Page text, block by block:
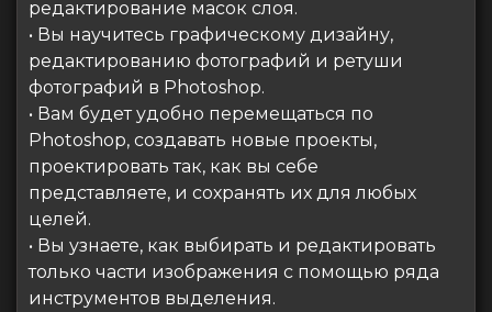
редактирование масок слоя.
• Вы научитесь графическому дизайну,
редактированию фотографий и ретуши
фотографий в Photoshop.
• Вам будет удобно перемещаться по
Photoshop, создавать новые проекты,
проектировать так, как вы себе
представляете, и сохранять их для любых
целей.
• Вы узнаете, как выбирать и редактировать
только части изображения с помощью ряда
инструментов выделения.